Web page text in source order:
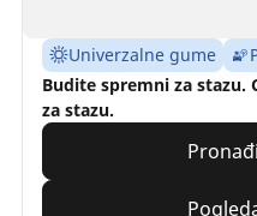
Univerzalne gume
Budite spremni za
za stazu.